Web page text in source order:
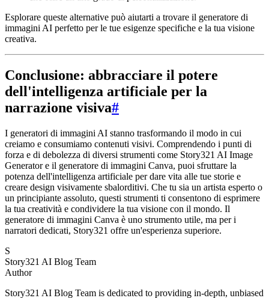
Esplorare queste alternative può aiutarti a trovare il generatore di
immagini AI perfetto per le tue esigenze specifiche e la tua visione
creativa.
Conclusione: abbracciare il potere
dell'intelligenza artificiale per la
narrazione visiva#
I generatori di immagini AI stanno trasformando il modo in cui
creiamo e consumiamo contenuti visivi. Comprendendo i punti di
forza e di debolezza di diversi strumenti come Story321 AI Image
Generator e il generatore di immagini Canva, puoi sfruttare la
potenza dell'intelligenza artificiale per dare vita alle tue storie e
creare design visivamente sbalorditivi. Che tu sia un artista esperto o
un principiante assoluto, questi strumenti ti consentono di esprimere
la tua creatività e condividere la tua visione con il mondo. Il
generatore di immagini Canva è uno strumento utile, ma per i
narratori dedicati, Story321 offre un'esperienza superiore.
S
Story321 AI Blog Team
Author
Story321 AI Blog Team is dedicated to providing in-depth, unbiased